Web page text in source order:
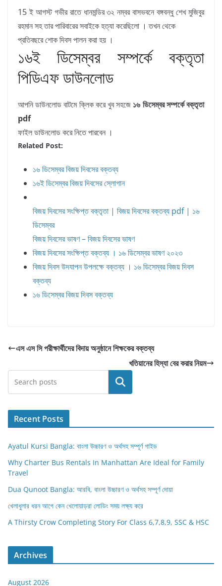
15 ই আগস্ট গভীর রাতে ধানমন্ডির ৩২ নম্বর বাসভবনে বঙ্গবন্ধুশেখ মুজিবুর
রহমান সহ তার পারিবারের সবাইকে হত্যা করেছিলো । তখন থেকে
প্রতিবছরে শোক দিবস পালন করা হয় ।
১৬ই ডিসেম্বর সম্পর্কে বক্তৃতা
পিডিএফ ডাউনলোড
আপনি ডাউনলোড বাটমে ক্লিক করে খুব সহজে ১৬ ডিসেম্বর সম্পর্কে বক্তৃতা
pdf
ফাইল ডাউনলোড করে নিতে পারবেন ।
Related Post:
১৬ ডিসেম্বর বিজয় দিবসের বক্তব্য
১৬ই ডিসেম্বর বিজয় দিবসের স্লোগান
বিজয় দিবসের সংক্ষিপ্ত বক্তৃতা | বিজয় দিবসের বক্তব্য pdf | ১৬
ডিসেম্বর
বিজয় দিবসের ভাষণ – বিজয় দিবসের ভাষণ
বিজয় দিবসের সংক্ষিপ্ত বক্তব্য । ১৬ ডিসেম্বর ভাষণ ২০২৩
বিজয় দিবস উদযাপন উপলক্ষে বক্তব্য । ১৬ ডিসেম্বর বিজয় দিবস
বক্তব্য
১৬ ডিসেম্বর বিজয় দিবস বক্তব্য
এস এস সি পরীক্ষার্থীদের বিদায় অনুষ্ঠানে শিক্ষকের বক্তব্য
খতিয়ানের হিস্যা বের করার নিয়ম
Search
Recent Posts
Ayatul Kursi Bangla: বাংলা উচ্চারণ ও অর্থসহ সম্পূর্ণ গাইড
Why Charter Bus Rentals In Manhattan Are Ideal for Family
Travel
Dua Qunoot Bangla: আরবি, বাংলা উচ্চারণ ও অর্থসহ সম্পূর্ণ দোয়া
খেলাধুলার ধরন আগে কেন খেলোয়াড়রা লোডিং সময় লক্ষ্য করে
A Thirsty Crow Completing Story For Class 6,7,8,9, SSC & HSC
Archives
August 2026